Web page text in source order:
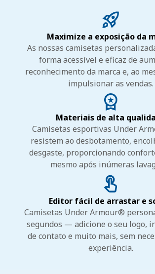
Maximize a exposição da
As nossas camisetas
forma acessível e eficaz de
reconhecimento da marca e, ao
impulsionar as vendas.
Materiais de alta
Camisetas esportivas Under
resistem ao desbotamento,
desgaste, proporcionando
mesmo após inúmeras
Editor fácil de arrastar e
Camisetas Under Armour®
segundos — adicione o seu logo,
de contato e muito mais, sem
experiência.